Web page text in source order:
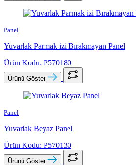
Panel
Yuvarlak Parmak izi Bırakmayan Panel
Ürün Kodu: P570180
Ürünü Göster
Panel
Yuvarlak Beyaz Panel
Ürün Kodu: P570130
Ürünü Göster